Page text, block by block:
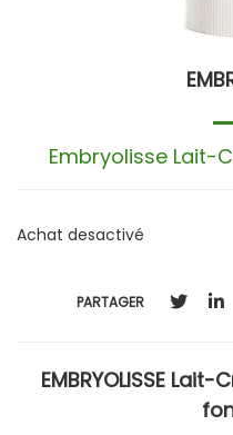
Embryolisse Lait-
Achat desactivé
PARTAGER
EMBRYOLISSE